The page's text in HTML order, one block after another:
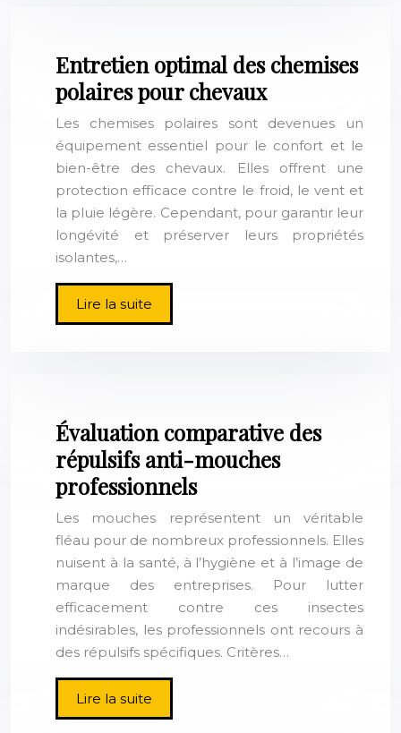
Entretien optimal des chemises
polaires pour chevaux
Les chemises polaires sont devenues un
équipement essentiel pour le confort et le
bien-être des chevaux. Elles offrent une
protection efficace contre le froid, le vent et
la pluie légère. Cependant, pour garantir leur
longévité et préserver leurs propriétés
isolantes,…
Lire la suite
Évaluation comparative des
répulsifs anti-mouches
professionnels
Les mouches représentent un véritable
fléau pour de nombreux professionnels. Elles
nuisent à la santé, à l’hygiène et à l’image de
marque des entreprises. Pour lutter
efficacement contre ces insectes
indésirables, les professionnels ont recours à
des répulsifs spécifiques. Critères…
Lire la suite